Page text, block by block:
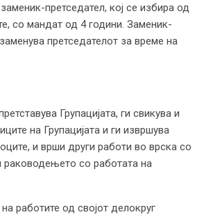
претседател, кој се избира од
со мандат од 4 години. Заменик-
претседателот за време на
Групацијата, ги свикува и
на Групацијата и ги извршува
и врши други работи во врска со
раководењето со работата на
работите од својот делокруг